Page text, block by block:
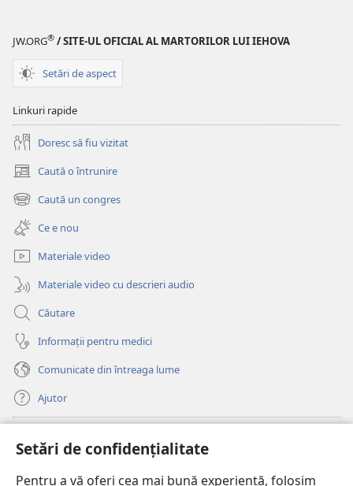
Setări de confidențialitate
Pentru a vă oferi cea mai bună experiență, folosim
JW.ORG® / SITE-UL OFICIAL AL MARTORILOR LUI IEHOVA
Setări de aspect
Linkuri rapide
Doresc să fiu vizitat
Caută o întrunire
(se
deschide
o
fereastră
nouă)
Caută un congres
(se
deschide
o
fereastră
nouă)
Ce e nou
Materiale video
Materiale video cu descrieri audio
Căutare
Informații pentru medici
Comunicate din întreaga lume
Ajutor
(se
deschide
o
Watchtower – BIBLIOTECĂ ONLINE™